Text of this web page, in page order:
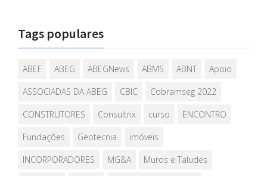
Tags populares
ABEF ABEG ABEGNews ABMS ABNT
Apoio
ASSOCIADAS DA ABEG
CBIC
Cobramseg 2022
CONSTRUTORES
Consultrix curso
ENCONTRO
Fundações
Geotecnia
imóveis
INCORPORADORES
MG&A
Muros e Taludes